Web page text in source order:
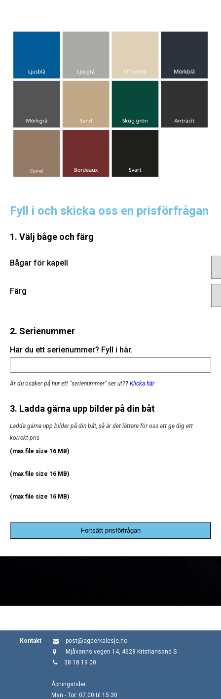
Fyll i och skicka oss en prisförfrågan
1. Välj båge och färg
Bågar för kapell
Färg
2. Serienummer
Har du ett serienummer? Fyll i här.
Är du osäker på hur ett "serienummer" ser ut?? Klicka här
3. Ladda gärna upp bilder på din båt
Ladda gärna upp bilder på din båt, så är det lättare för oss att ge dig ett
korrekt pris
(max file size 16 MB)
(max file size 16 MB)
(max file size 16 MB)
Fortsätt prisförfrågan
Kontakt
post@agderkalesje.no
Mjåvanns vegen 14, 4628 Kristiansand S
38 18 19 00
Åpningstider:
Man - Tor: 07:00 til 15:30